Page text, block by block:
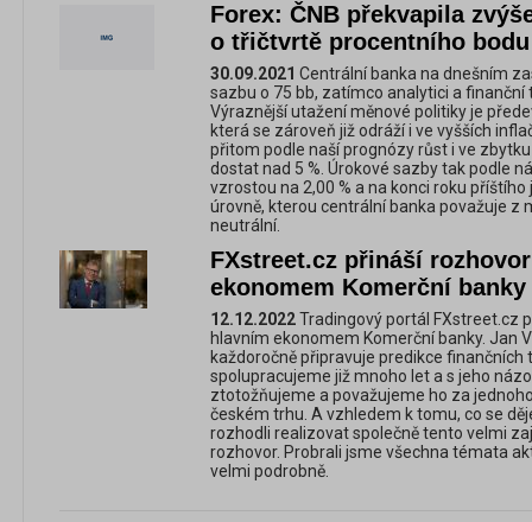
Forex: ČNB překvapila
o třičtvrtě procentního bodu
30.09.2021 Centrální banka na dnešním
sazbu o 75 bb, zatímco analytici a finanční
Výraznější utažení měnové politiky je
která se zároveň již odráží i ve vyšších
přitom podle naší prognózy růst i ve
dostat nad 5 %. Úrokové sazby tak podle
vzrostou na 2,00 % a na konci roku příštího
úrovně, kterou centrální banka považuje z
neutrální.
FXstreet.cz přináší
ekonomem Komerční
12.12.2022Tradingový portál FXstreet.cz
hlavním ekonomem Komerční banky. Jan
každoročně připravuje predikce finančních
spolupracujeme již mnoho let a s jeho
ztotožňujeme a považujeme ho za
českém trhu. A vzhledem k tomu, co se
rozhodli realizovat společně tento velmi
rozhovor. Probrali jsme všechna témata
velmi podrobně.